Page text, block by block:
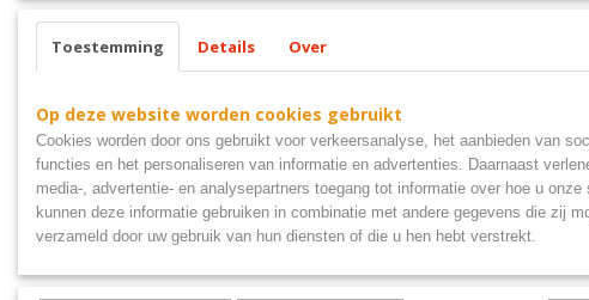
Toestemming Details Over
Op deze website worden cookies gebruikt
Cookies worden door ons gebruikt voor verkeersanalyse, het aanbieden van
functies en het personaliseren van informatie en advertenties. Daarnaast
media-, advertentie- en analysepartners toegang tot informatie over hoe u onze
kunnen deze informatie gebruiken in combinatie met andere gegevens die zij
verzameld door uw gebruik van hun diensten of die u hen hebt verstrekt.